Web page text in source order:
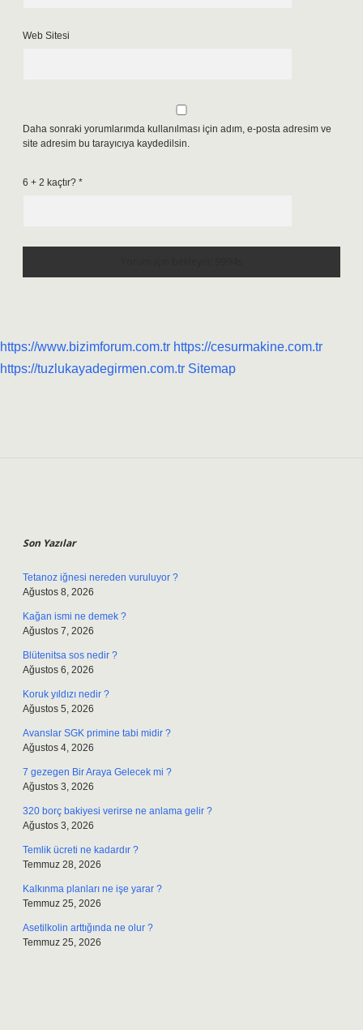
Web Sitesi
Daha sonraki yorumlarımda kullanılması için adım, e-posta adresim ve
site adresim bu tarayıcıya kaydedilsin.
6 + 2 kaçtır? *
https://www.bizimforum.com.tr https://cesurmakine.com.tr
https://tuzlukayadegirmen.com.tr Sitemap
Son Yazılar
Tetanoz iğnesi nereden vuruluyor ?
Ağustos 8, 2026
Kağan ismi ne demek ?
Ağustos 7, 2026
Blütenitsa sos nedir ?
Ağustos 6, 2026
Koruk yıldızı nedir ?
Ağustos 5, 2026
Avanslar SGK primine tabi midir ?
Ağustos 4, 2026
7 gezegen Bir Araya Gelecek mi ?
Ağustos 3, 2026
320 borç bakiyesi verirse ne anlama gelir ?
Ağustos 3, 2026
Temlik ücreti ne kadardır ?
Temmuz 28, 2026
Kalkınma planları ne işe yarar ?
Temmuz 25, 2026
Asetilkolin arttığında ne olur ?
Temmuz 25, 2026